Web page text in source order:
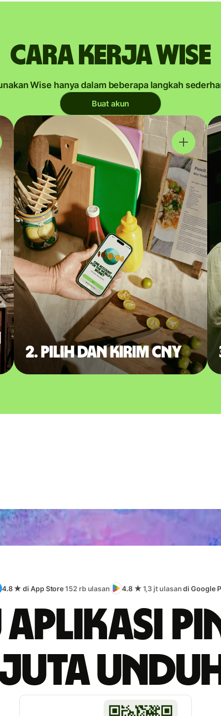
Cara kerja Wise
Wise hanya dalam beberapa langkah
Buat akun
2. Pilih dan kirim CNY
4.8 ★ di App Store152 rb ulasan 4.8 ★ 1,3 jt ulasandi Google
aplikasi